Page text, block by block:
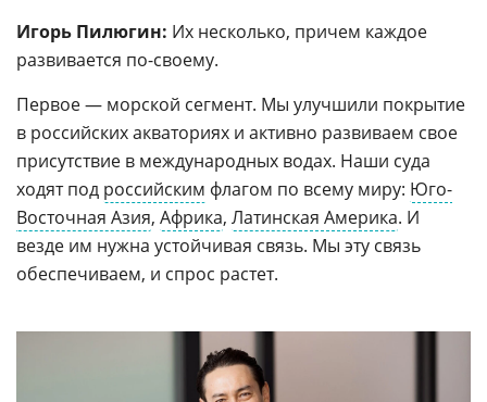
Игорь Пилюгин: Их несколько, причем каждое
развивается по-своему.
Первое — морской сегмент. Мы улучшили покрытие
в российских акваториях и активно развиваем свое
присутствие в международных водах. Наши суда
ходят под российским флагом по всему миру: Юго-
Восточная Азия, Африка, Латинская Америка. И
везде им нужна устойчивая связь. Мы эту связь
обеспечиваем, и спрос растет.